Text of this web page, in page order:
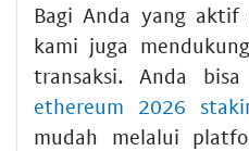
Bagi Anda yang
kami juga
transaksi. Anda bisa
ethereum 2026
mudah melalui